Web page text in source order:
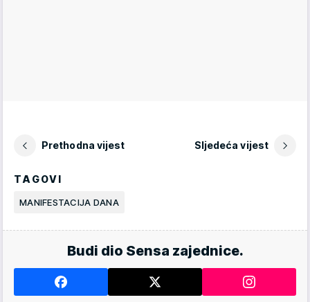
Prethodna vijest Sljedeća vijest
TAGOVI
MANIFESTACIJA DANA
Budi dio Sensa zajednice.